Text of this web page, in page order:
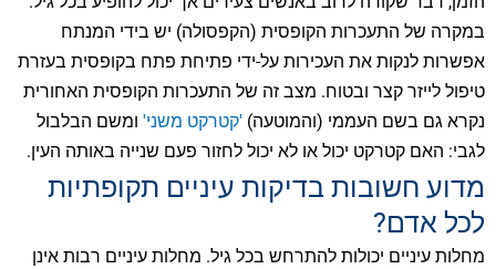
במקרה של התעכרות הקופסית (הקפסולה) יש בידי המנתח
אפשרות לנקות את העכירות על-ידי פתיחת פתח בקופסית בעזרת
טיפול לייזר קצר ובטוח. מצב זה של התעכרות הקופסית האחורית
נקרא גם בשם העממי (והמוטעה) 'קטרקט משני' ומשם הבלבול
לגבי: האם קטרקט יכול או לא יכול לחזור פעם שנייה באותה העין.
מדוע חשובות בדיקות עיניים תקופתיות
לכל אדם?
מחלות עיניים יכולות להתרחש בכל גיל. מחלות עיניים רבות אינן